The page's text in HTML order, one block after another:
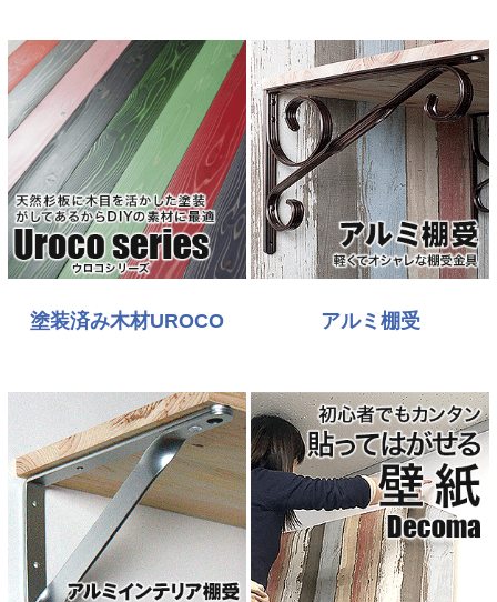
塗装済み木材UROCO アルミ棚受